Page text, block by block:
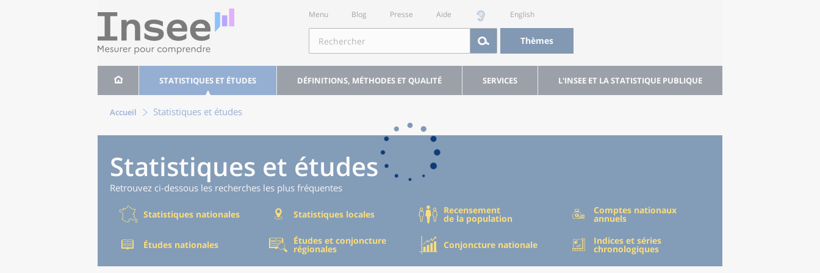
Menu Blog Presse Aide English
Thèmes
STATISTIQUES ET ÉTUDES DÉFINITIONS, MÉTHODES ET QUALITÉ SERVICES L'INSEE ET LA STATISTIQUE PUBLIQUE
Accueil Statistiques et études
Statistiques et études
Retrouvez ci-dessous les recherches les plus fréquentes
Statistiques nationales Statistiques locales Recensement
de la population
Comptes nationaux
annuels
Études nationales Études et conjoncture
régionales Conjoncture nationale Indices et séries
chronologiques